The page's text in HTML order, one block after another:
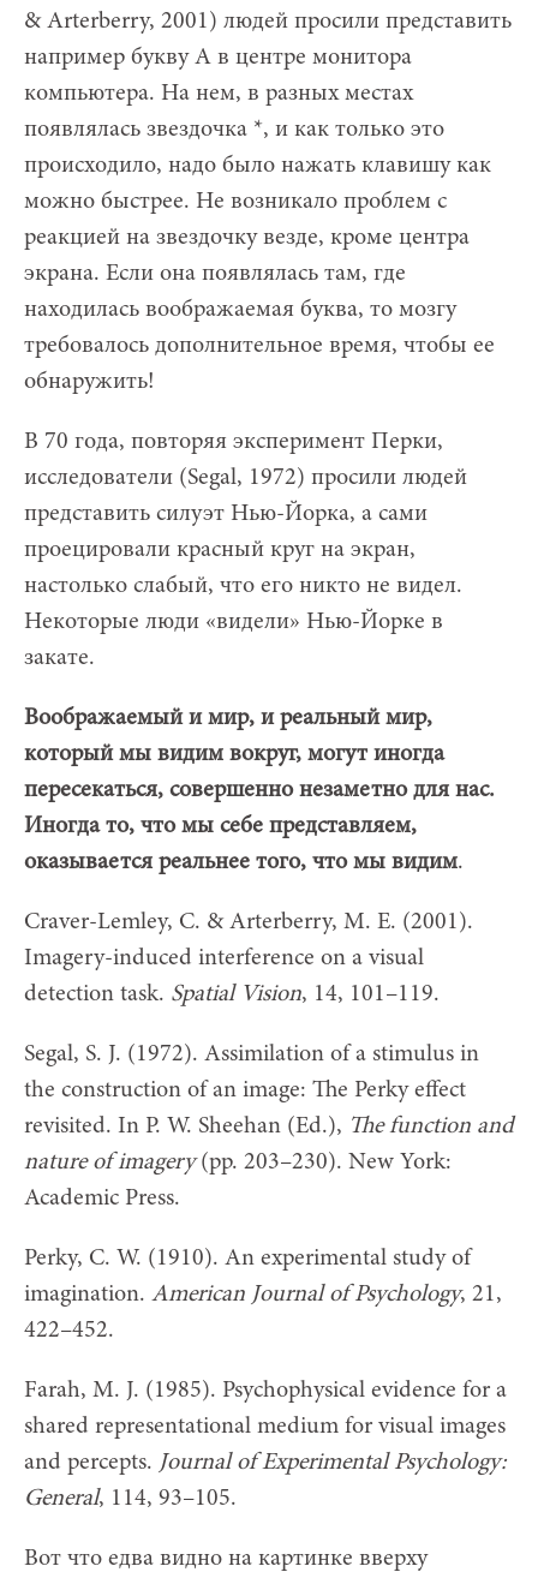
& Arterberry, 2001) людей просили представить
например букву А в центре монитора
компьютера. На нем, в разных местах
появлялась звездочка *, и как только это
происходило, надо было нажать клавишу как
можно быстрее. Не возникало проблем с
реакцией на звездочку везде, кроме центра
экрана. Если она появлялась там, где
находилась воображаемая буква, то мозгу
требовалось дополнительное время, чтобы ее
обнаружить!
В 70 года, повторяя эксперимент Перки,
исследователи (Segal, 1972) просили людей
представить силуэт Нью-Йорка, а сами
проецировали красный круг на экран,
настолько слабый, что его никто не видел.
Некоторые люди «видели» Нью-Йорке в
закате.
Воображаемый и мир, и реальный мир,
который мы видим вокруг, могут иногда
пересекаться, совершенно незаметно для нас.
Иногда то, что мы себе представляем,
оказывается реальнее того, что мы видим.
Craver-Lemley, C. & Arterberry, M. E. (2001).
Imagery-induced interference on a visual
detection task. Spatial Vision, 14, 101–119.
Segal, S. J. (1972). Assimilation of a stimulus in
the construction of an image: The Perky effect
revisited. In P. W. Sheehan (Ed.), The function and
nature of imagery(pp. 203–230). New York:
Academic Press.
Perky, C. W. (1910). An experimental study of
imagination. American Journal of Psychology, 21,
422–452.
Farah, M. J. (1985). Psychophysical evidence for a
shared representational medium for visual images
and percepts. Journal of Experimental Psychology:
General, 114, 93–105.
Вот что едва видно на картинке вверху